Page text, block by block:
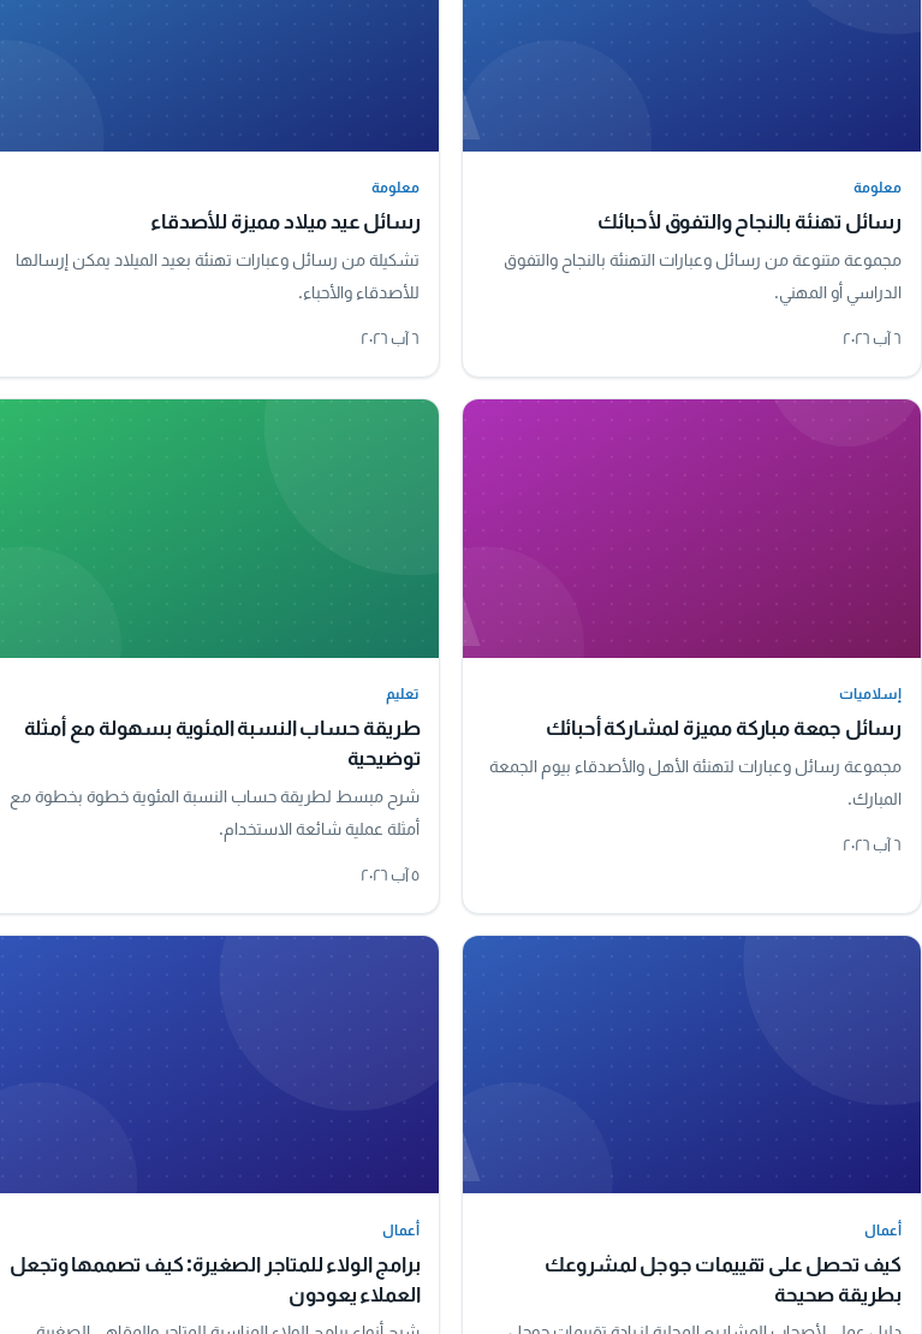
A
معلومة
رسائل تهنئة بالنجاح والتفوق لأحبائك
مجموعة متنوعة من رسائل وعبارات التهنئة بالنجاح والتفوق
الدراسي أو المهني.
٦ آب ٢٠٢٦
معلومة
رسائل عيد ميلاد مميزة للأصدقاء
تشكيلة من رسائل وعبارات تهنئة بعيد الميلاد يمكن إرسالها
للأصدقاء والأحباء.
٦ آب ٢٠٢٦
A
إسلاميات
رسائل جمعة مباركة مميزة لمشاركة أحبائك
مجموعة رسائل وعبارات لتهنئة الأهل والأصدقاء بيوم الجمعة
المبارك.
٦ آب ٢٠٢٦
تعليم
طريقة حساب النسبة المئوية بسهولة مع أمثلة
توضيحية
شرح مبسط لطريقة حساب النسبة المئوية خطوة بخطوة مع
أمثلة عملية شائعة الاستخدام.
٥ آب ٢٠٢٦
A
أعمال
كيف تحصل على تقييمات جوجل لمشروعك
بطريقة صحيحة
أعمال
برامج الولاء للمتاجر الصغيرة: كيف تصممها وتجعل
العملاء يعودون